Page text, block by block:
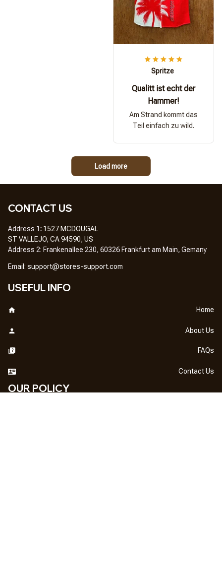
Spritze
Qualitt ist echt der
Hammer!
Am Strand kommt das
Teil einfach zu wild.
Load more
CONTACT US
Address 1: 1527 MCDOUGAL
ST VALLEJO, CA 94590, US
Address 2: Frankenallee 230, 60326 Frankfurt am Main, Gemany
Email: support@stores-support.com
USEFUL INFO
Home
About Us
FAQs
Contact Us
OUR POLICY